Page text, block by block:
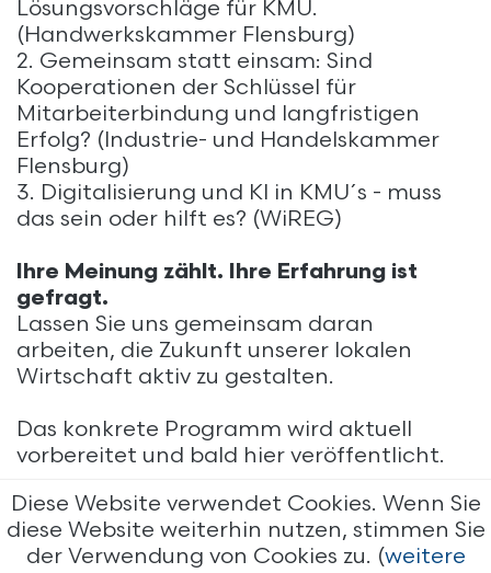
Lösungsvorschläge für KMU.
(Handwerkskammer Flensburg)
2. Gemeinsam statt einsam: Sind
Kooperationen der Schlüssel für
Mitarbeiterbindung und langfristigen
Erfolg? (Industrie- und Handelskammer
Flensburg)
3. Digitalisierung und KI in KMU´s - muss
das sein oder hilft es? (WiREG)
Ihre Meinung zählt. Ihre Erfahrung ist
gefragt.
Lassen Sie uns gemeinsam daran
arbeiten, die Zukunft unserer lokalen
Wirtschaft aktiv zu gestalten.
Das konkrete Programm wird aktuell
vorbereitet und bald hier veröffentlicht.
WiREG Events
Impressum Datenschutz
Diese Website verwendet Cookies. Wenn Sie
diese Website weiterhin nutzen, stimmen Sie
der Verwendung von Cookies zu. (weitere